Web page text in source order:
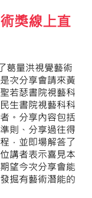
獎線上直
葛量洪視覺藝術
次分享會請來黃
若瑟書院視藝科
生書院視藝科科
。分享內容包括
則、分享過往得
，並即場解答了
講者表示喜見本
望今次分享會能
掘有藝術潛能的